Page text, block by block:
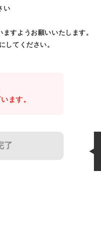
い
すようお願いいたします。
してください。
ます。
了